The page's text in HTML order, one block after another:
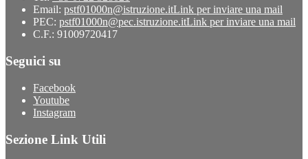
Email: pstf01000n@istruzione.itLink per inviare una mail
PEC: pstf01000n@pec.istruzione.itLink per inviare una mail
C.F.: 91009720417
Seguici su
Facebook
Youtube
Instagram
Sezione Link Utili